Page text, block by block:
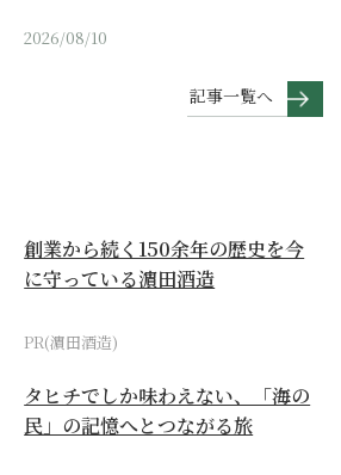
2026/08/10
記事一覧へ
創業から続く150余年の歴史を今
に守っている濵田酒造
PR(濵田酒造)
タヒチでしか味わえない、「海の
民」の記憶へとつながる旅